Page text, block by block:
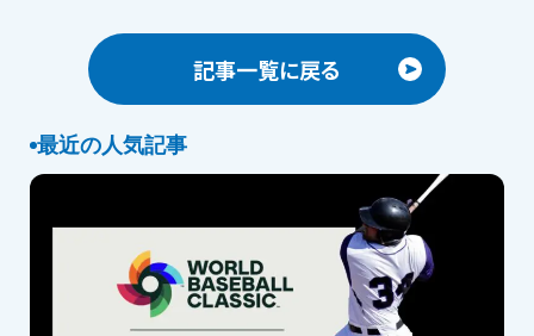
記事一覧に戻る
最近の人気記事